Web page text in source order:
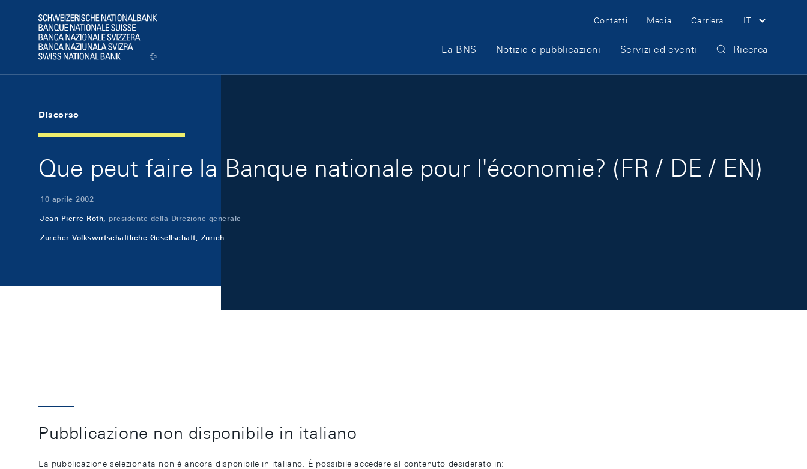
Logo
Meta Navigation
Contatti Media Carriera IT
Main Navigation
La BNS Notizie e pubblicazioni Servizi ed eventi Ricerca
Discorso
Que peut faire la Banque nationale pour l'économie? (FR / DE / EN)
10 aprile 2002
Jean-Pierre Roth, presidente della Direzione generale
Zürcher Volkswirtschaftliche Gesellschaft, Zurich
Pubblicazione non disponibile in italiano
La pubblicazione selezionata non è ancora disponibile in italiano. È possibile accedere al contenuto desiderato in: